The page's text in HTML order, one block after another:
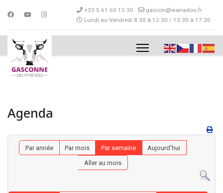
+33 5 61 60 15 30
gascon@wanadoo.fr
Lundi au Vendredi 8:30 à 12:30 / 13:30 à 17:30
Agenda
Par année Par mois Par semaine
Aujourd'hui
Aller au mois